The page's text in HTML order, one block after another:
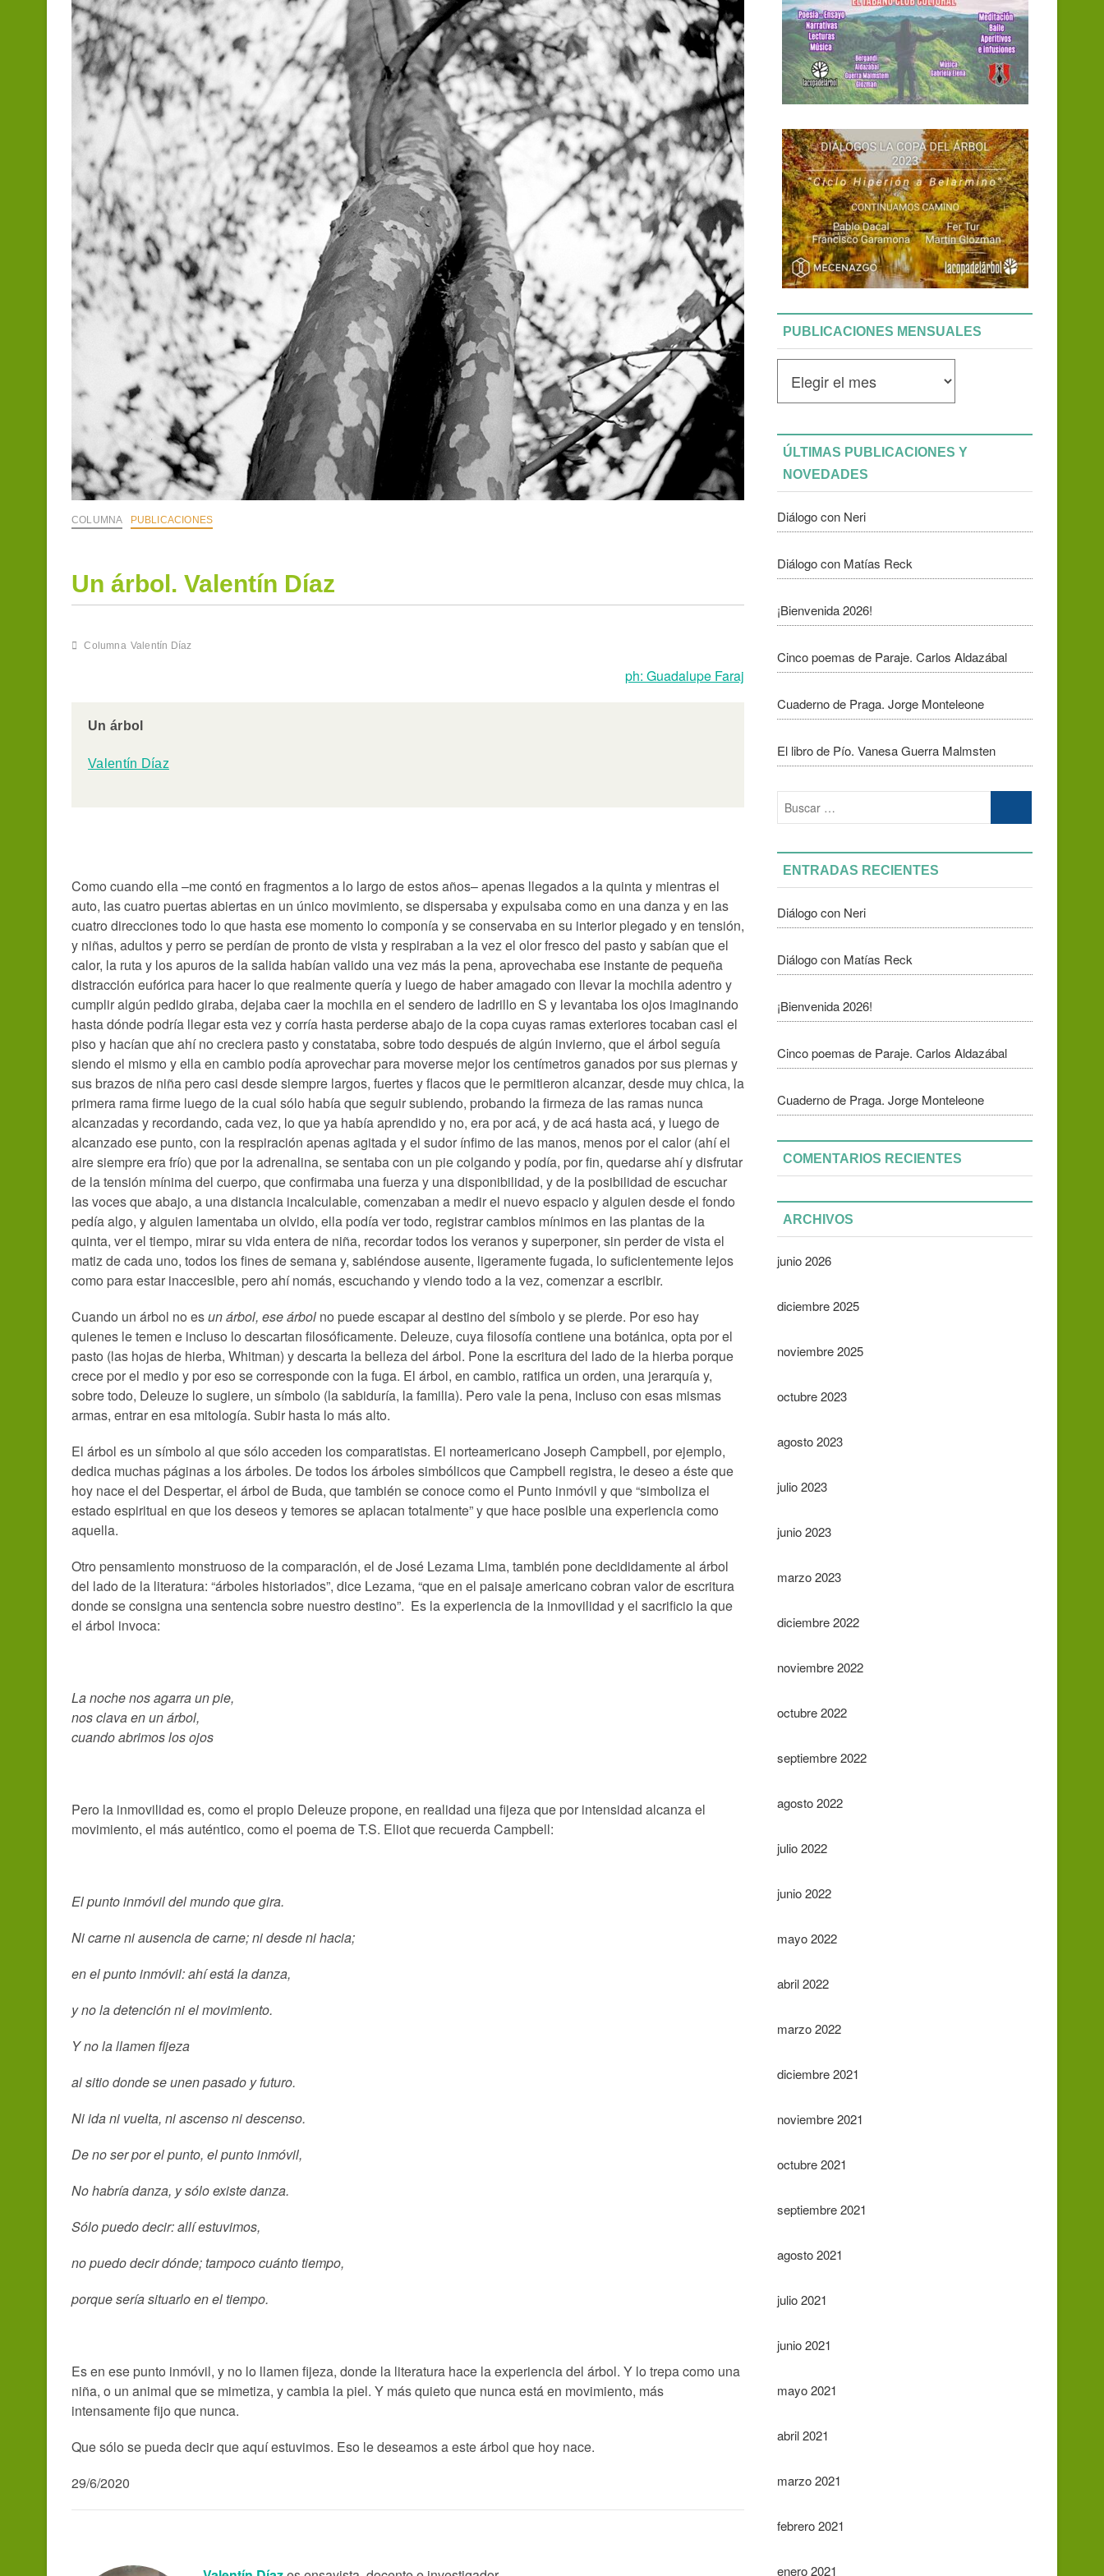
COLUMNA PUBLICACIONES
Un árbol. Valentín Díaz
Columna Valentín Díaz
ph: Guadalupe Faraj
Un árbol
Valentín Díaz
Como cuando ella –me contó en fragmentos a lo largo de estos años– apenas llegados a la quinta y mientras el
auto, las cuatro puertas abiertas en un único movimiento, se dispersaba y expulsaba como en una danza y en las
cuatro direcciones todo lo que hasta ese momento lo componía y se conservaba en su interior plegado y en tensión,
y niñas, adultos y perro se perdían de pronto de vista y respiraban a la vez el olor fresco del pasto y sabían que el
calor, la ruta y los apuros de la salida habían valido una vez más la pena, aprovechaba ese instante de pequeña
distracción eufórica para hacer lo que realmente quería y luego de haber amagado con llevar la mochila adentro y
cumplir algún pedido giraba, dejaba caer la mochila en el sendero de ladrillo en S y levantaba los ojos imaginando
hasta dónde podría llegar esta vez y corría hasta perderse abajo de la copa cuyas ramas exteriores tocaban casi el
piso y hacían que ahí no creciera pasto y constataba, sobre todo después de algún invierno, que el árbol seguía
siendo el mismo y ella en cambio podía aprovechar para moverse mejor los centímetros ganados por sus piernas y
sus brazos de niña pero casi desde siempre largos, fuertes y flacos que le permitieron alcanzar, desde muy chica, la
primera rama firme luego de la cual sólo había que seguir subiendo, probando la firmeza de las ramas nunca
alcanzadas y recordando, cada vez, lo que ya había aprendido y no, era por acá, y de acá hasta acá, y luego de
alcanzado ese punto, con la respiración apenas agitada y el sudor ínfimo de las manos, menos por el calor (ahí el
aire siempre era frío) que por la adrenalina, se sentaba con un pie colgando y podía, por fin, quedarse ahí y disfrutar
de la tensión mínima del cuerpo, que confirmaba una fuerza y una disponibilidad, y de la posibilidad de escuchar
las voces que abajo, a una distancia incalculable, comenzaban a medir el nuevo espacio y alguien desde el fondo
pedía algo, y alguien lamentaba un olvido, ella podía ver todo, registrar cambios mínimos en las plantas de la
quinta, ver el tiempo, mirar su vida entera de niña, recordar todos los veranos y superponer, sin perder de vista el
matiz de cada uno, todos los fines de semana y, sabiéndose ausente, ligeramente fugada, lo suficientemente lejos
como para estar inaccesible, pero ahí nomás, escuchando y viendo todo a la vez, comenzar a escribir.
Cuando un árbol no esun árbol, ese árbol no puede escapar al destino del símbolo y se pierde. Por eso hay
quienes le temen e incluso lo descartan filosóficamente. Deleuze, cuya filosofía contiene una botánica, opta por el
pasto (las hojas de hierba, Whitman) y descarta la belleza del árbol. Pone la escritura del lado de la hierba porque
crece por el medio y por eso se corresponde con la fuga. El árbol, en cambio, ratifica un orden, una jerarquía y,
sobre todo, Deleuze lo sugiere, un símbolo (la sabiduría, la familia). Pero vale la pena, incluso con esas mismas
armas, entrar en esa mitología. Subir hasta lo más alto.
El árbol es un símbolo al que sólo acceden los comparatistas. El norteamericano Joseph Campbell, por ejemplo,
dedica muchas páginas a los árboles. De todos los árboles simbólicos que Campbell registra, le deseo a éste que
hoy nace el del Despertar, el árbol de Buda, que también se conoce como el Punto inmóvil y que “simboliza el
estado espiritual en que los deseos y temores se aplacan totalmente” y que hace posible una experiencia como
aquella.
Otro pensamiento monstruoso de la comparación, el de José Lezama Lima, también pone decididamente al árbol
del lado de la literatura: “árboles historiados”, dice Lezama, “que en el paisaje americano cobran valor de escritura
donde se consigna una sentencia sobre nuestro destino”. Es la experiencia de la inmovilidad y el sacrificio la que
el árbol invoca:
La noche nos agarra un pie,
nos clava en un árbol,
cuando abrimos los ojos
Pero la inmovilidad es, como el propio Deleuze propone, en realidad una fijeza que por intensidad alcanza el
movimiento, el más auténtico, como el poema de T.S. Eliot que recuerda Campbell:
El punto inmóvil del mundo que gira.
Ni carne ni ausencia de carne; ni desde ni hacia;
en el punto inmóvil: ahí está la danza,
y no la detención ni el movimiento.
Y no la llamen fijeza
al sitio donde se unen pasado y futuro.
Ni ida ni vuelta, ni ascenso ni descenso.
De no ser por el punto, el punto inmóvil,
No habría danza, y sólo existe danza.
Sólo puedo decir: allí estuvimos,
no puedo decir dónde; tampoco cuánto tiempo,
porque sería situarlo en el tiempo.
Es en ese punto inmóvil, y no lo llamen fijeza, donde la literatura hace la experiencia del árbol. Y lo trepa como una
niña, o un animal que se mimetiza, y cambia la piel. Y más quieto que nunca está en movimiento, más
intensamente fijo que nunca.
Que sólo se pueda decir que aquí estuvimos. Eso le deseamos a este árbol que hoy nace.
29/6/2020
PUBLICACIONES MENSUALES
mensuales
ÚLTIMAS PUBLICACIONES Y
NOVEDADES
Diálogo con Neri
Diálogo con Matías Reck
¡Bienvenida 2026!
Cinco poemas de Paraje. Carlos Aldazábal
Cuaderno de Praga. Jorge Monteleone
El libro de Pío. Vanesa Guerra Malmsten
ENTRADAS RECIENTES
Diálogo con Neri
Diálogo con Matías Reck
¡Bienvenida 2026!
Cinco poemas de Paraje. Carlos Aldazábal
Cuaderno de Praga. Jorge Monteleone
COMENTARIOS RECIENTES
ARCHIVOS
junio 2026
diciembre 2025
noviembre 2025
octubre 2023
agosto 2023
julio 2023
junio 2023
marzo 2023
diciembre 2022
noviembre 2022
octubre 2022
septiembre 2022
agosto 2022
julio 2022
junio 2022
mayo 2022
abril 2022
marzo 2022
diciembre 2021
noviembre 2021
octubre 2021
septiembre 2021
agosto 2021
julio 2021
junio 2021
mayo 2021
abril 2021
marzo 2021
febrero 2021
enero 2021